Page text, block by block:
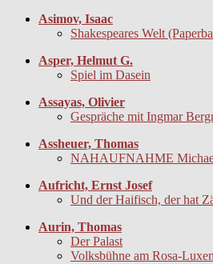
Asimov, Isaac
Shakespeares Welt
Asper, Helmut G.
Spiel im Dasein
Assayas, Olivier
Gespräche mit Ingmar
Assheuer, Thomas
NAHAUFNAHME
Aufricht, Ernst Josef
Und der Haifisch, der hat
Aurin, Thomas
Der Palast
Volksbühne am Rosa-